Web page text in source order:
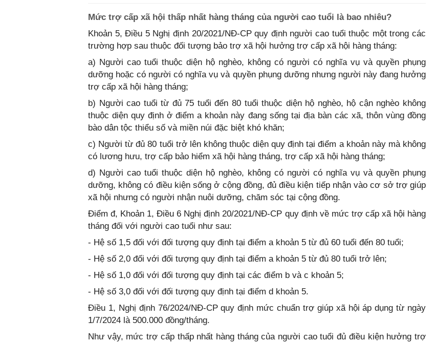
Mức trợ cấp xã hội thấp nhất hàng tháng của người cao tuổi là bao nhiêu?
Khoản 5, Điều 5 Nghị định 20/2021/NĐ-CP quy định người cao tuổi thuộc một trong các
trường hợp sau thuộc đối tượng bảo trợ xã hội hưởng trợ cấp xã hội hàng tháng:
a) Người cao tuổi thuộc diện hộ nghèo, không có người có nghĩa vụ và quyền phụng
dưỡng hoặc có người có nghĩa vụ và quyền phụng dưỡng nhưng người này đang hưởng
trợ cấp xã hội hàng tháng;
b) Người cao tuổi từ đủ 75 tuổi đến 80 tuổi thuộc diện hộ nghèo, hộ cận nghèo không
thuộc diện quy định ở điểm a khoản này đang sống tại địa bàn các xã, thôn vùng đồng
bào dân tộc thiểu số và miền núi đặc biệt khó khăn;
c) Người từ đủ 80 tuổi trở lên không thuộc diện quy định tại điểm a khoản này mà không
có lương hưu, trợ cấp bảo hiểm xã hội hàng tháng, trợ cấp xã hội hàng tháng;
d) Người cao tuổi thuộc diện hộ nghèo, không có người có nghĩa vụ và quyền phụng
dưỡng, không có điều kiện sống ở cộng đồng, đủ điều kiện tiếp nhận vào cơ sở trợ giúp
xã hội nhưng có người nhận nuôi dưỡng, chăm sóc tại cộng đồng.
Điểm đ, Khoản 1, Điều 6 Nghị định 20/2021/NĐ-CP quy định về mức trợ cấp xã hội hàng
tháng đối với người cao tuổi như sau:
- Hệ số 1,5 đối với đối tượng quy định tại điểm a khoản 5 từ đủ 60 tuổi đến 80 tuổi;
- Hệ số 2,0 đối với đối tượng quy định tại điểm a khoản 5 từ đủ 80 tuổi trở lên;
- Hệ số 1,0 đối với đối tượng quy định tại các điểm b và c khoản 5;
- Hệ số 3,0 đối với đối tượng quy định tại điểm d khoản 5.
Điều 1, Nghị định 76/2024/NĐ-CP quy định mức chuẩn trợ giúp xã hội áp dụng từ ngày
1/7/2024 là 500.000 đồng/tháng.
Như vậy, mức trợ cấp thấp nhất hàng tháng của người cao tuổi đủ điều kiện hưởng trợ